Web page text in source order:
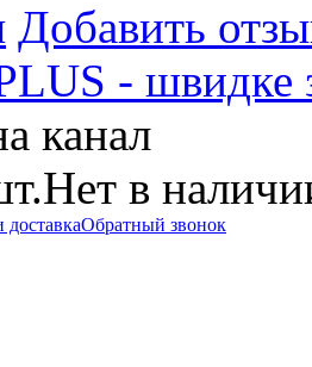
Добавить
- швидке
канал
Нет в
доставкаОбратный звонок